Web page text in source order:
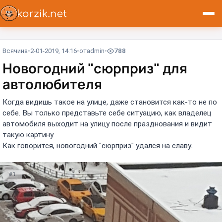
Всячина 2-01-2019, 14:16 отadmin 788
Новогодний "сюрприз" для
автолюбителя
Когда видишь такое на улице, даже становится как-то не по
себе. Вы только представьте себе ситуацию, как владелец
автомобиля выходит на улицу после празднования и видит
такую картину.
Как говорится, новогодний "сюрприз" удался на славу..
#1